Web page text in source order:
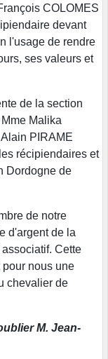
COLOMES
devant
l'usage de rendre
ses valeurs et
de la section
Malika
PIRAME
récipiendaires et
Dordogne de
de notre
d'argent de la
Cette
nous une
chevalier de
M. Jean-